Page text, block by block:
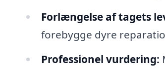
Forlængelse af tagets
forebygge dyre
Professionel vurdering: